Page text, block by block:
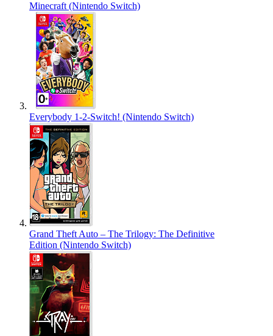
Minecraft (Nintendo Switch)
Everybody 1-2-Switch! (Nintendo Switch)
Grand Theft Auto – The Trilogy: The Definitive
Edition (Nintendo Switch)